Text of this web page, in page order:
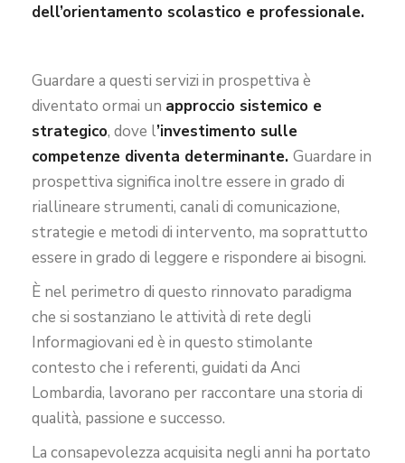
dell’orientamento scolastico e professionale.
Guardare a questi servizi in prospettiva è
diventato ormai un approccio sistemico e
strategico, dove l’investimento sulle
competenze diventa determinante. Guardare in
prospettiva significa inoltre essere in grado di
riallineare strumenti, canali di comunicazione,
strategie e metodi di intervento, ma soprattutto
essere in grado di leggere e rispondere ai bisogni.
È nel perimetro di questo rinnovato paradigma
che si sostanziano le attività di rete degli
Informagiovani ed è in questo stimolante
contesto che i referenti, guidati da Anci
Lombardia, lavorano per raccontare una storia di
qualità, passione e successo.
La consapevolezza acquisita negli anni ha portato